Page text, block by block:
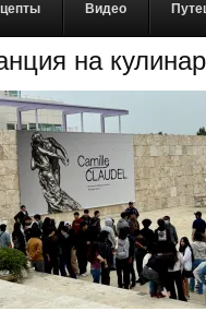
Видео
на